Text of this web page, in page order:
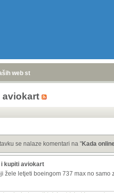
web stranica
aviokart
se nalaze komentari na "Kada
kupiti aviokart
žele letjeti boeingom 737 max no